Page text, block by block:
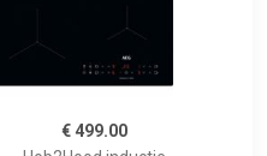
€ 499.00